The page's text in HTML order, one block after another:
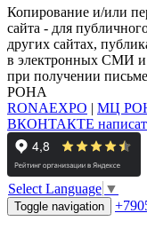
Копирование и/или
сайта - для
других сайтах,
в электронных СМИ и
при получении
РОНА
RONAEXPO | МЦ
ВКОНТАКТЕ
Select Language ▼
Toggle navigation